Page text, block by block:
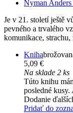
Nyman
Je v 21. století ještě
pevného a trvalého
komunikace, strachu,
Kniha
5,09 €
Na sklade 2 ks
Túto knihu
posledné
Dodanie
Pridať do